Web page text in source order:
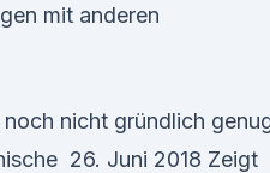
mit anderen
nicht gründlich
26. Juni 2018 Zeigt